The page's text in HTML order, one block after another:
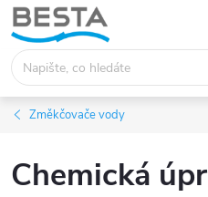
Přejít
na
obsah
Změkčovače vody
Chemická